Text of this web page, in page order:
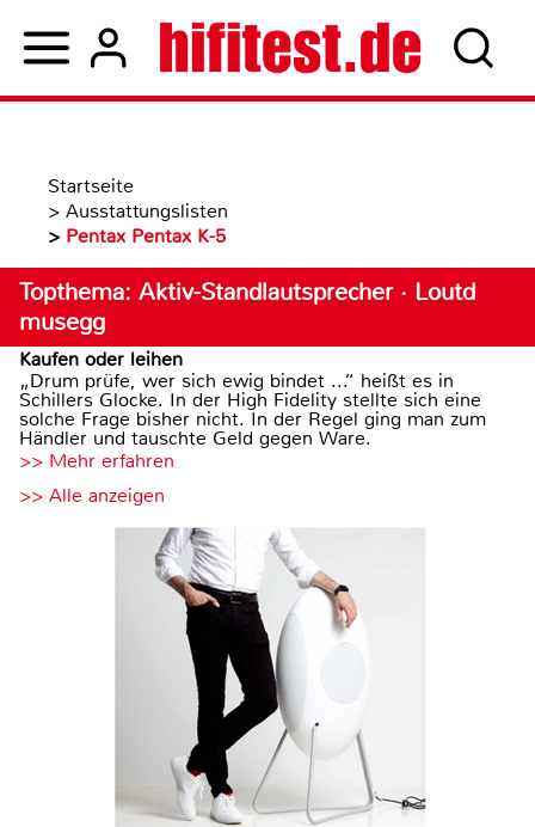
Startseite
> Ausstattungslisten
> Pentax Pentax K-5
Topthema: Aktiv-Standlautsprecher · Loutd
musegg
Kaufen oder leihen
„Drum prüfe, wer sich ewig bindet ...“ heißt es in
Schillers Glocke. In der High Fidelity stellte sich eine
solche Frage bisher nicht. In der Regel ging man zum
Händler und tauschte Geld gegen Ware.
>> Mehr erfahren
>> Alle anzeigen